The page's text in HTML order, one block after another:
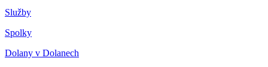
Služby
Spolky
Dolany v Dolanech